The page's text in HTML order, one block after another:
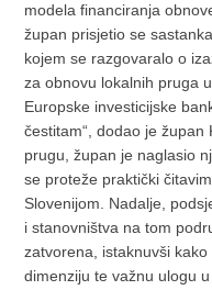
modela financiranja
župan prisjetio se
kojem se razgovaralo o
za obnovu lokalnih pruga
Europske investicijske
čestitam“, dodao je župan
prugu, župan je naglasio
se proteže praktički
Slovenijom. Nadalje,
i stanovništva na tom
zatvorena, istaknuvši
dimenziju te važnu ulogu